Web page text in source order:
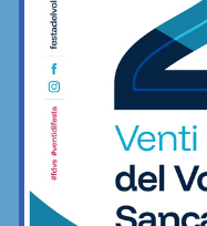
Calcio
Calcio
La
ad
2026/